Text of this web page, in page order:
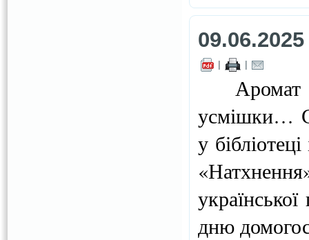
09.06.2025
| |
Аромат
усмішки…
у
дню